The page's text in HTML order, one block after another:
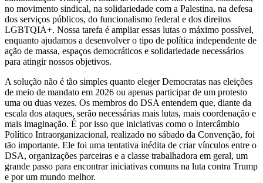
no movimento sindical, na solidariedade com a Palestina, na defesa
dos serviços públicos, do funcionalismo federal e dos direitos
LGBTQIA+. Nossa tarefa é ampliar essas lutas o máximo possível,
enquanto ajudamos a desenvolver o tipo de política independente de
ação de massa, espaços democráticos e solidariedade necessários
para atingir nossos objetivos.
A solução não é tão simples quanto eleger Democratas nas eleições
de meio de mandato em 2026 ou apenas participar de um protesto
uma ou duas vezes. Os membros do DSA entendem que, diante da
escala dos ataques, serão necessárias mais lutas, mais coordenação e
mais imaginação. É por isso que iniciativas como o Intercâmbio
Político Intraorganizacional, realizado no sábado da Convenção, foi
tão importante. Ele foi uma tentativa inédita de criar vínculos entre o
DSA, organizações parceiras e a classe trabalhadora em geral, um
grande passo para encontrar iniciativas comuns na luta contra Trump
e por um mundo melhor.